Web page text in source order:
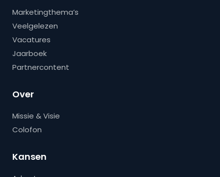
Marketingthema’s
Veelgelezen
Vacatures
Jaarboek
Partnercontent
Over
Missie & Visie
Colofon
Kansen